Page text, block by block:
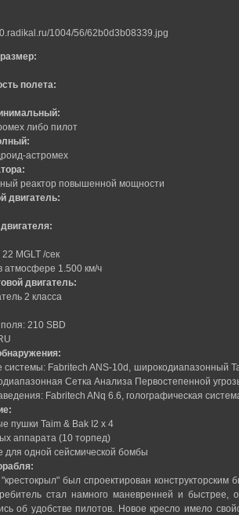
полета:
либо пилот
астромех
реактор повышенной мощности
двигатель:
MGLT /сек
атмосфере 1.500 км/ч
двигатель:
2 класса
210 SBD
Fabritech ANS-10d, широкодиапазонный
Сетка Анализа Первостепенной
Fabritech ANq 6.6, голографическая
пушки Taim & Bak I2 x 4
аппарата (10 торпед)
для одной сейсмической бомбы
был спроектирован
стал намного маневренней и быстрее,
об удобстве пилотов. Новое кресло имело